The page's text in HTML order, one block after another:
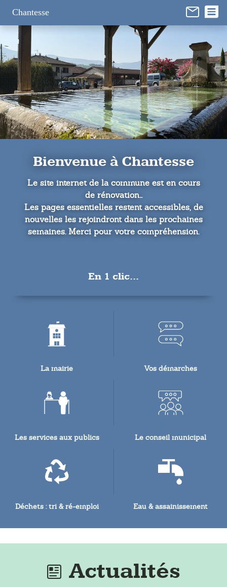
Chantesse
Bienvenue à Chantesse
Le site internet de la commune est en cours
de rénovation...
Les pages essentielles restent accessibles, de
nouvelles les rejoindront dans les prochaines
semaines. Merci pour votre compréhension.
En 1 clic...
La mairie Vos démarches
Les services aux publics Le conseil municipal
Déchets : tri & ré-emploi Eau & assainissement
Actualités